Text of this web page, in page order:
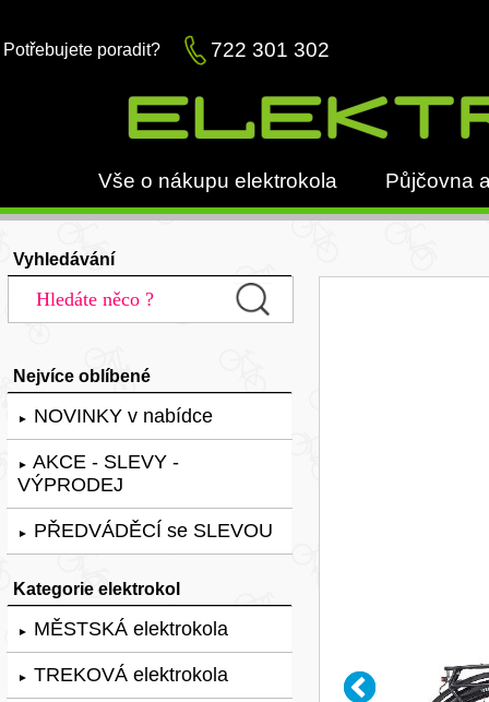
Potřebujete poradit? 722 301 302
Vše o nákupu elektrokola Půjčovna
Vyhledávání
Nejvíce oblíbené
► NOVINKY v nabídce
► AKCE - SLEVY -
VÝPRODEJ
► PŘEDVÁDĚCÍ se SLEVOU
Kategorie elektrokol
► MĚSTSKÁ elektrokola
► TREKOVÁ elektrokola